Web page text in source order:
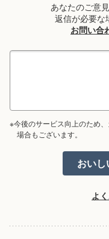
あなたのご意
返信が必要な
お問い合
※今後のサービス向上のため
場合もございます。
よ